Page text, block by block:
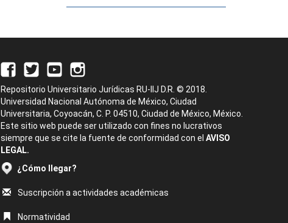
Repositorio Universitario Jurídicas RU-IIJ D.R. © 2018.
Universidad Nacional Autónoma de México, Ciudad
Universitaria, Coyoacán, C. P. 04510, Ciudad de México, México.
Este sitio web puede ser utilizado con fines no lucrativos
siempre que se cite la fuente de conformidad con el AVISO
LEGAL.
¿Cómo llegar?
Suscripción a actividades académicas
Normatividad